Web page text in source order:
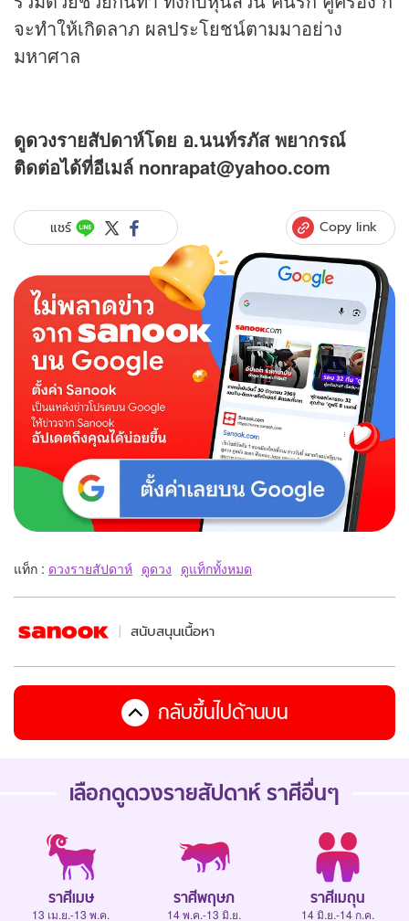
จะทำให้เกิดลาภ ผลประโยชน์ตามมาอย่าง
มหาศาล
ดูดวงรายสัปดาห์โดย อ.นนท์รภัส พยากรณ์
ติดต่อได้ที่อีเมล์ nonrapat@yahoo.com
แชร์ Copy link
แท็ก : ดวงรายสัปดาห์ ดูดวง ดูแท็กทั้งหมด
สนับสนุนเนื้อหา
กลับขึ้นไปด้านบน
เลือกดูดวงรายสัปดาห์ ราศีอื่นๆ
ราศีเมษ
13 เม.ย.-13 พ.ค.
ราศีพฤษภ
14 พ.ค.-13 มิ.ย.
ราศีเมถุน
14 มิ.ย.-14 ก.ค.